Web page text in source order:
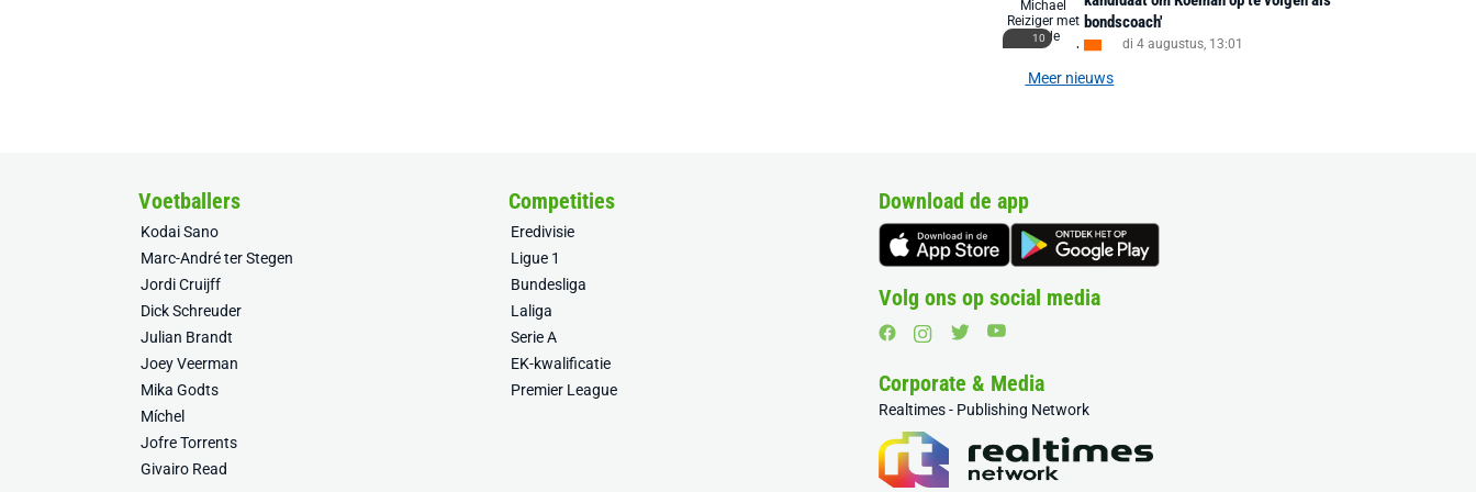
10
bondscoach'
di 4 augustus, 13:01
Meer nieuws
Voetballers
Kodai Sano
Marc-André ter Stegen
Jordi Cruijff
Dick Schreuder
Julian Brandt
Joey Veerman
Mika Godts
Míchel
Jofre Torrents
Givairo Read
Competities
Eredivisie
Ligue 1
Bundesliga
Laliga
Serie A
EK-kwalificatie
Premier League
Download de app
Volg ons op social media
Corporate & Media
Realtimes - Publishing Network